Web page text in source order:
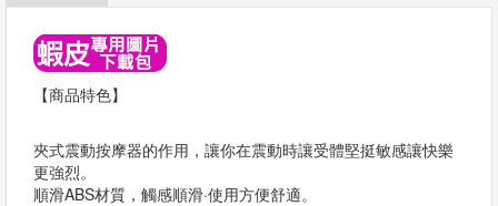
【商品特色】
夾式震動按摩器的作用，讓你在震動時讓受體堅挺敏感讓快樂
更強烈。
順滑ABS材質，觸感順滑·使用方便舒適。